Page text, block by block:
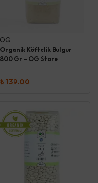
OG
Organik Köftelik Bulgur
800 Gr - OG Store
₺ 139.00